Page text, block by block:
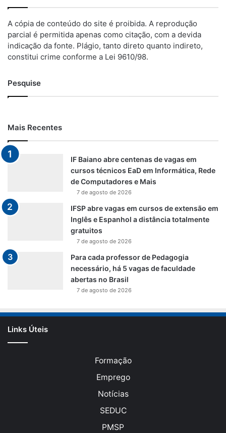
A cópia de conteúdo do site é proibida. A reprodução
parcial é permitida apenas como citação, com a devida
indicação da fonte. Plágio, tanto direto quanto indireto,
constitui crime conforme a Lei 9610/98.
Pesquise
Mais Recentes
IF Baiano abre centenas de vagas em
cursos técnicos EaD em Informática, Rede
de Computadores e Mais
7 de agosto de 2026
IFSP abre vagas em cursos de extensão em
Inglês e Espanhol a distância totalmente
gratuitos
7 de agosto de 2026
Para cada professor de Pedagogia
necessário, há 5 vagas de faculdade
abertas no Brasil
7 de agosto de 2026
Links Úteis
Formação
Emprego
Notícias
SEDUC
PMSP